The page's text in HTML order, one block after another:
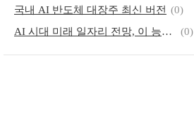
국내 AI 반도체 대장주 최신 버전 (0)
AI 시대 미래 일자리 전망, 이 능력 갖추면 기업이 모셔간다
(0)